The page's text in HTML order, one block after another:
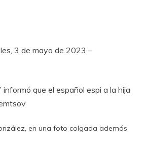
3 de mayo de 2023 –
informó que el español espi a la hija
en una foto colgada además